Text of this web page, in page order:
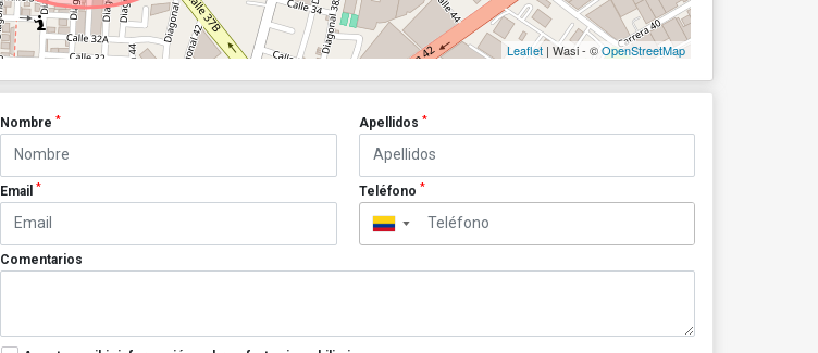
Leaflet | Wasi - ©OpenStreetMap
Nombre* Apellidos *
Email* Teléfono *
▼
Comentarios